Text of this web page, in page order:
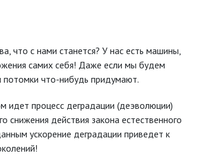
что с нами станется? У нас есть машины,
самих себя! Даже если мы будем
потомки что-нибудь придумают.
идет процесс деградации (деэволюции)
снижения действия закона естественного
ускорение деградации приведет к